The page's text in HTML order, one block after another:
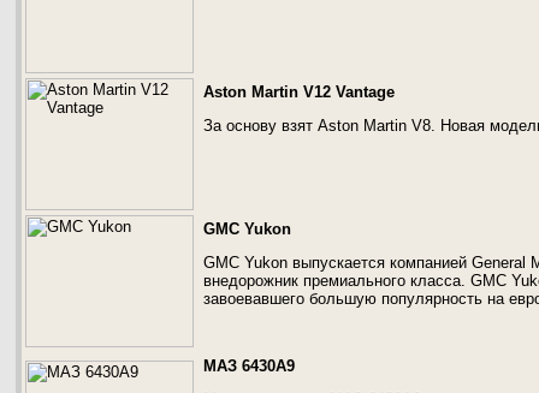
Aston Martin V12 Vantage
За основу взят Aston Martin V8. Новая
GMC Yukon
GMC Yukon выпускается компанией General
внедорожник премиального класса. GMC
завоевавшего большую популярность на
МАЗ 6430A9